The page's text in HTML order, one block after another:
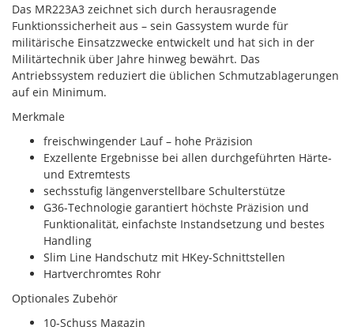
Das MR223A3 zeichnet sich durch herausragende
Funktionssicherheit aus – sein Gassystem wurde für
militärische Einsatzzwecke entwickelt und hat sich in der
Militärtechnik über Jahre hinweg bewährt. Das
Antriebssystem reduziert die üblichen Schmutzablagerungen
auf ein Minimum.
Merkmale
freischwingender Lauf – hohe Präzision
Exzellente Ergebnisse bei allen durchgeführten Härte-
und Extremtests
sechsstufig längenverstellbare Schulterstütze
G36-Technologie garantiert höchste Präzision und
Funktionalität, einfachste Instandsetzung und bestes
Handling
Slim Line Handschutz mit HKey-Schnittstellen
Hartverchromtes Rohr
Optionales Zubehör
10-Schuss Magazin